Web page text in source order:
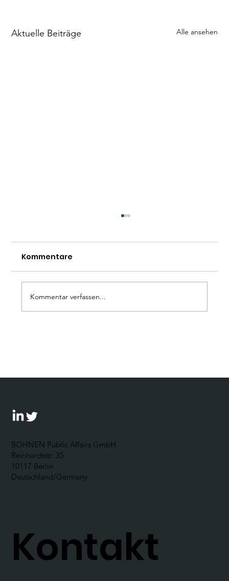
Aktuelle Beiträge Alle ansehen
Kommentare
Kommentar verfassen...
BOHNEN Public Affairs GmbH
Reinhardtstr. 35
10117 Berlin
Deutschland/Germany
Kontakt